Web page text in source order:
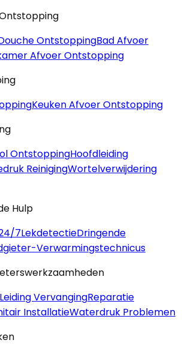
OntstoppingBad Afvoer
Afvoer Ontstopping
Keuken Afvoer Ontstopping
OntstoppingHoofdleiding
ReinigingWortelverwijdering
Hulp
7LekdetectieDringende
Verwarmingstechnicus
Leiding VervangingReparatie
InstallatieWaterdruk Problemen